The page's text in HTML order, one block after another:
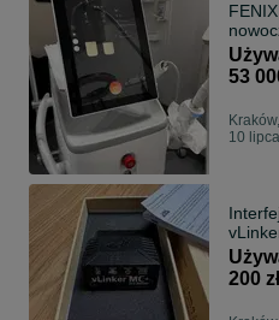
53
10
200 zł